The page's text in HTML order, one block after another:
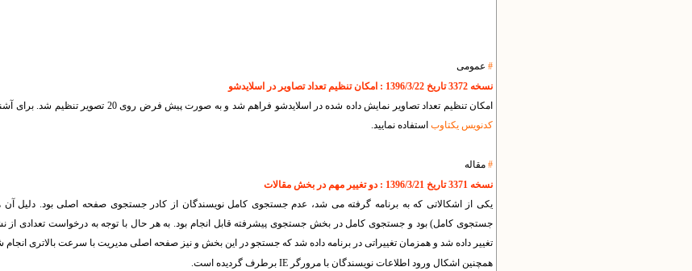
# عمومی
نسخه 3372 تاریخ 1396/3/22 : امکان تنظیم تعداد تصاویر در اسلایدشو
امکان تنظیم تعداد تصاویر نمایش داده شده در اسلایدشو فراهم شد و به صورت پیش فرض روی 20 تصویر تنظیم شد. برای آشنایی با روش تنظیم مربوطه از
کدنویس یکتاوب استفاده نمایید.
# مقاله
نسخه 3371 تاریخ 1396/3/21 : دو تغییر مهم در بخش مقالات
یکی از اشکالاتی که به برنامه گرفته می شد، عدم جستجوی کامل نویسندگان از کادر جستجوی صفحه اصلی بود. دلیل آن
جستجوی کامل) بود و جستجوی کامل در بخش جستجوی پیشرفته قابل انجام بود. به هر حال با توجه به درخواست تعدادی
تغییر داده شد و همزمان تغییراتی در برنامه داده شد که جستجو در این بخش و نیز صفحه اصلی مدیریت با سرعت بالاتری انجام
همچنین اشکال ورود اطلاعات نویسندگان با مرورگر IE برطرف گردیده است.